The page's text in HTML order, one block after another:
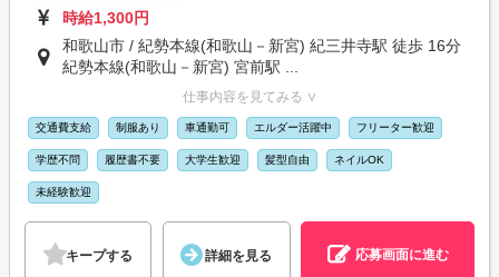
時給1,300円
和歌山市 / 紀勢本線(和歌山－新宮) 紀三井寺駅 徒歩 16分
紀勢本線(和歌山－新宮) 宮前駅 ...
仕事内容を見てみる ∨
交通費支給 制服あり 車通勤可 エルダー活躍中 フリーター歓迎
学歴不問 履歴書不要 大学生歓迎 髪型自由 ネイルOK
未経験歓迎
キープする 詳細を見る 応募画面に進む